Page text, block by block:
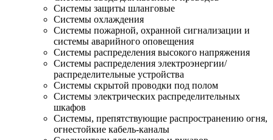
Системы защиты шланговые
Системы охлаждения
Системы пожарной, охранной сигнализации и
системы аварийного оповещения
Системы распределения высокого напряжения
Системы распределения электроэнергии/
распределительные устройства
Системы скрытой проводки под полом
Системы электрических распределительных
шкафов
Системы, препятствующие распространению огня,
огнестойкие кабель-каналы